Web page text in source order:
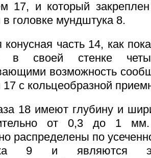
17, и который
в головке мундштука 8.
конусная часть 14, как
в своей стенке
возможность
17 с кольцеобразной
18 имеют глубину и
от 0,3 до 1
распределены по
9 и являются